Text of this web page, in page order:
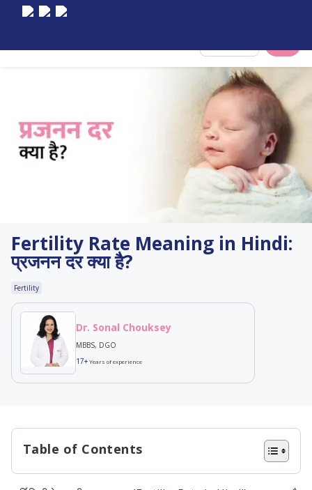
Fertility Rate Meaning in Hindi:
प्रजनन दर क्या है?
Fertility
Dr. Sonal Chouksey
MBBS, DGO
17+Years of experience
Table of Contents